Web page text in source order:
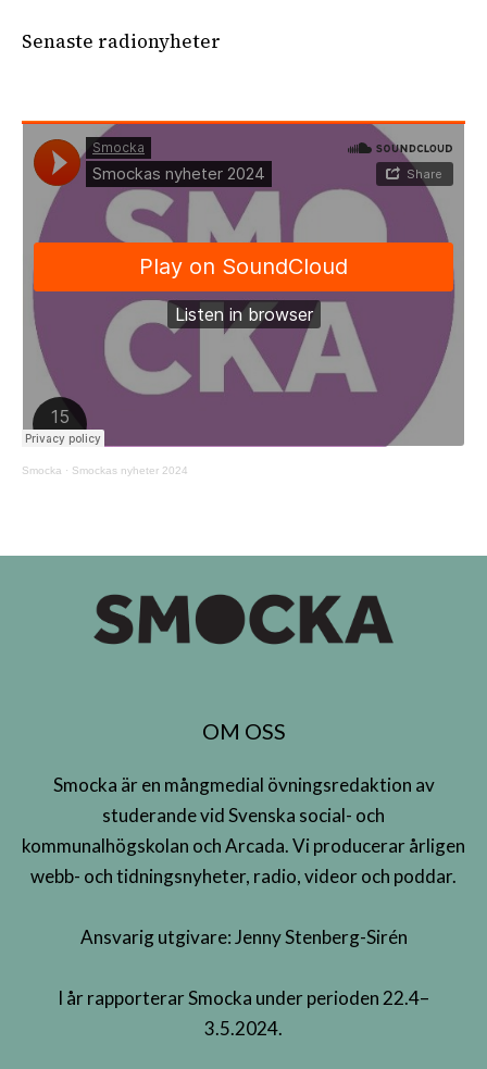
Senaste radionyheter
Smocka · Smockas nyheter 2024
OM OSS
Smocka är en mångmedial övningsredaktion av
studerande vid Svenska social- och
kommunalhögskolan och Arcada. Vi producerar årligen
webb- och tidningsnyheter, radio, videor och poddar.
Ansvarig utgivare: Jenny Stenberg-Sirén
I år rapporterar Smocka under perioden 22.4–
3.5.2024.